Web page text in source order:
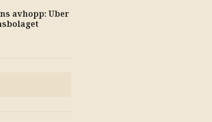
avhopp: Uber